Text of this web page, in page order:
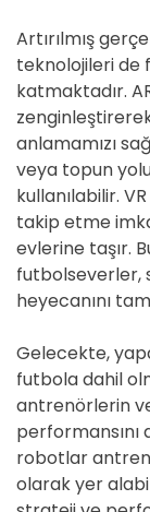
Artırılmış
teknolojileri de
katmaktadır.
anlamamızı
veya topun
kullanılabilir.
takip etme
evlerine taşır.
futbolseverler,
heyecanını
Gelecekte,
futbola dahil
antrenörlerin
performansını
robotlar
olarak yer